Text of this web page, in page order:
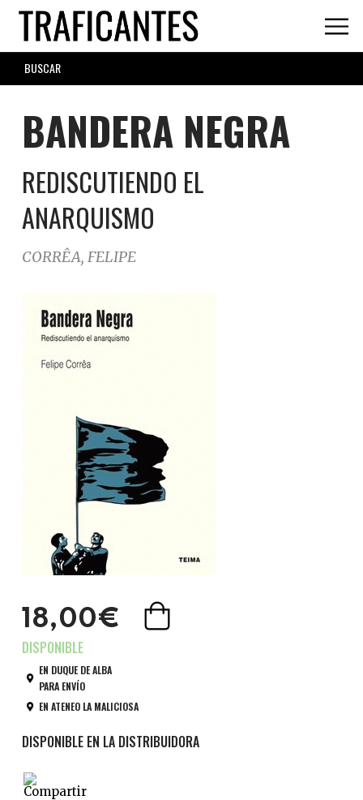
Skip
main
content
SEARCH
FORM
BANDERA NEGRA
REDISCUTIENDO EL
ANARQUISMO
CORRÊA, FELIPE
18,00€
EN DUQUE DE ALBA
PARA ENVÍO
EN ATENEO LA MALICIOSA